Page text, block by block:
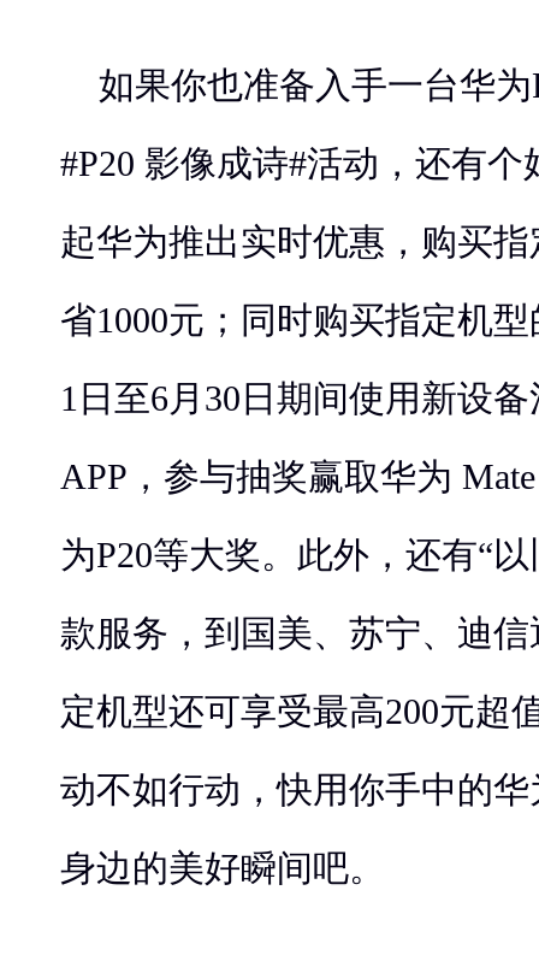
如果你也准备入手一台华
#P20 影像成诗#活动，还有
起华为推出实时优惠，购买
省1000元；同时购买指定机
1日至6月30日期间使用新设
APP，参与抽奖赢取华为
为P20等大奖。此外，还有“
款服务，到国美、苏宁、迪
定机型还可享受最高200元超
动不如行动，快用你手中的
身边的美好瞬间吧。